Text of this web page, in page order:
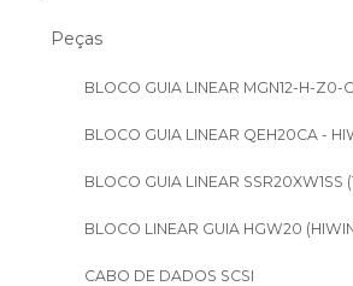
Peças
BLOCO GUIA LINEAR MGN12-H-Z0-
BLOCO GUIA LINEAR QEH20CA -
BLOCO GUIA LINEAR SSR20XW1SS
BLOCO LINEAR GUIA HGW20
CABO DE DADOS SCSI